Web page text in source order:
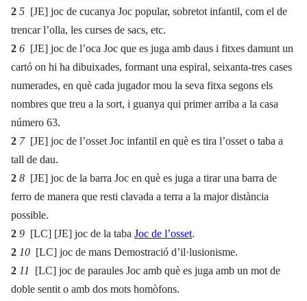
2 5 [JE] joc de cucanya Joc popular, sobretot infantil, com el de
trencar l’olla, les curses de sacs, etc.
2 6 [JE] joc de l’oca Joc que es juga amb daus i fitxes damunt un
cartó on hi ha dibuixades, formant una espiral, seixanta-tres cases
numerades, en què cada jugador mou la seva fitxa segons els
nombres que treu a la sort, i guanya qui primer arriba a la casa
número 63.
2 7 [JE] joc de l’osset Joc infantil en què es tira l’osset o taba a
tall de dau.
2 8 [JE] joc de la barra Joc en què es juga a tirar una barra de
ferro de manera que resti clavada a terra a la major distància
possible.
2 9 [LC] [JE] joc de la taba Joc de l’osset.
2 10 [LC] joc de mans Demostració d’il·lusionisme.
2 11
[LC] joc de paraules Joc amb què es juga amb un mot de
doble sentit o amb dos mots homòfons.